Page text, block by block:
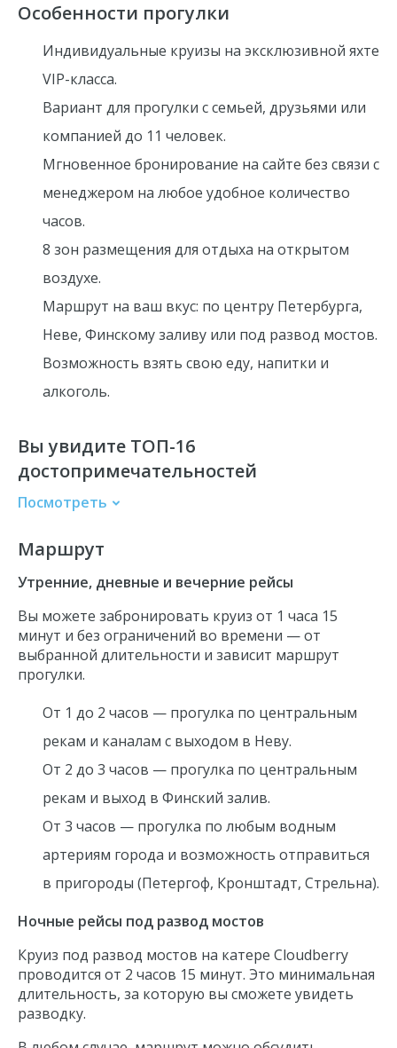
Особенности прогулки
Индивидуальные круизы на эксклюзивной яхте
VIP-класса.
Вариант для прогулки с семьей, друзьями или
компанией до 11 человек.
Мгновенное бронирование на сайте без связи с
менеджером на любое удобное количество
часов.
8 зон размещения для отдыха на открытом
воздухе.
Маршрут на ваш вкус: по центру Петербурга,
Неве, Финскому заливу или под развод мостов.
Возможность взять свою еду, напитки и
алкоголь.
Вы увидите ТОП-16
достопримечательностей
Посмотреть
Зимняя канавка
Адмиралтейство
Медный всадник
Благовещенский мост
Кунсткамера
Стрелка Васильевского острова
Петропавловская крепость
Летний сад
Михайловский замок
Аничков мост
Мариинский театр
Новая Голландия
Маршрут
Утренние, дневные и вечерние рейсы
Вы можете забронировать круиз от 1 часа 15
минут и без ограничений во времени — от
выбранной длительности и зависит маршрут
прогулки.
От 1 до 2 часов — прогулка по центральным
рекам и каналам с выходом в Неву.
От 2 до 3 часов — прогулка по центральным
рекам и выход в Финский залив.
От 3 часов — прогулка по любым водным
артериям города и возможность отправиться
в пригороды (Петергоф, Кронштадт, Стрельна).
Ночные рейсы под развод мостов
Круиз под развод мостов на катере Cloudberry
проводится от 2 часов 15 минут. Это минимальная
длительность, за которую вы сможете увидеть
разводку.